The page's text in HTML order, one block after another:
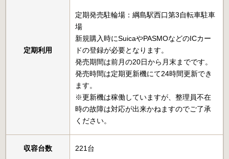
定期利用
定期発売駐輪場：綱島駅西口第3自転車駐車
場
新規購入時にSuicaやPASMOなどのICカー
ドの登録が必要となります。
発売期間は前月の20日から月末までです。
発売時間は定期更新機にて24時間更新でき
ます。
※更新機は稼働していますが、整理員不在
時の故障は対応が出来かねますのでご了承
ください。
収容台数 221台